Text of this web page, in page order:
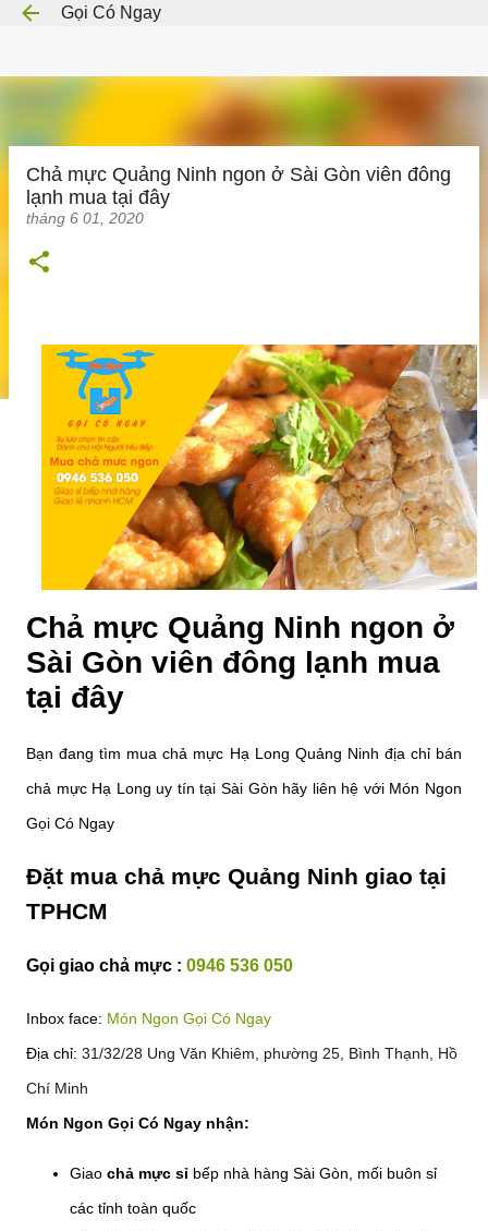
Chuyển đến nội dung chính
Gọi Có Ngay
Chả mực Quảng Ninh ngon ở Sài Gòn viên đông
lạnh mua tại đây
tháng 6 01, 2020
Chả mực Quảng Ninh ngon ở
Sài Gòn viên đông lạnh mua
tại đây
Bạn đang tìm mua chả mực Hạ Long Quảng Ninh địa chỉ bán
chả mực Hạ Long uy tín tại Sài Gòn hãy liên hệ với Món Ngon
Gọi Có Ngay
Đặt mua chả mực Quảng Ninh giao tại
TPHCM
Gọi giao chả mực : 0946 536 050
Inbox face: Món Ngon Gọi Có Ngay
Địa chỉ: 31/32/28 Ung Văn Khiêm, phường 25, Bình Thạnh, Hồ
Chí Minh
Món Ngon Gọi Có Ngay nhận:
Giao chả mực sỉ bếp nhà hàng Sài Gòn, mối buôn sỉ
các tỉnh toàn quốc